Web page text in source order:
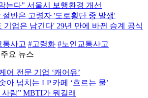
는다" 서울시 보행환경 개선
절반은 고령자 '도로횡단 중 발생'
기업은 남긴다' 29년 만에 바뀐 승계 공식
통사고 #고령화 #노인교통사고
요 뉴스
어 전문 기업 ‘캐어유’
아 넘치는 LP 카페 ‘흐르는 물’
람” MBTI가 뭐길래